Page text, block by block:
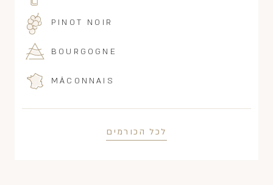
PINOT NOIR
BOURGOGNE
MÂCONNAIS
לכל הכורמים